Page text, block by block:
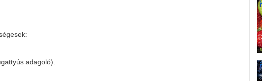
adagoló).